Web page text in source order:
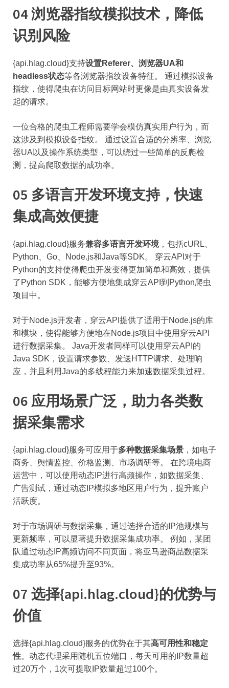
04 浏览器指纹模拟技术，降低
识别风险
{api.hlag.cloud}支持设置Referer、浏览器UA和
headless状态等各浏览器指纹设备特征。 通过模拟设备
指纹，使得爬虫在访问目标网站时更像是由真实设备发
起的请求。
一位合格的爬虫工程师需要学会模仿真实用户行为，而
这涉及到模拟设备指纹。 通过设置合适的分辨率、浏览
器UA以及操作系统类型，可以绕过一些简单的反爬检
测，提高爬取数据的成功率。
05 多语言开发环境支持，快速
集成高效便捷
{api.hlag.cloud}服务兼容多语言开发环境，包括cURL、
Python、Go、Node.js和Java等SDK。 穿云API对于
Python的支持使得爬虫开发变得更加简单和高效，提供
了Python SDK，能够方便地集成穿云API到Python爬虫
项目中。
对于Node.js开发者，穿云API提供了适用于Node.js的库
和模块，使得能够方便地在Node.js项目中使用穿云API
进行数据采集。 Java开发者同样可以使用穿云API的
Java SDK，设置请求参数、发送HTTP请求、处理响
应，并且利用Java的多线程能力来加速数据采集过程。
06 应用场景广泛，助力各类数
据采集需求
{api.hlag.cloud}服务可应用于多种数据采集场景 ，如电子
商务、舆情监控、价格监测、市场调研等。 在跨境电商
运营中，可以使用动态IP进行高频操作，如数据采集、
广告测试，通过动态IP模拟多地区用户行为，提升账户
活跃度。
对于市场调研与数据采集，通过选择合适的IP池规模与
更新频率，可以显著提升数据采集成功率。 例如，某团
队通过动态IP高频访问不同页面，将亚马逊商品数据采
集成功率从65%提升至93%。
07 选择{api.hlag.cloud}的优势与
价值
选择{api.hlag.cloud}服务的优势在于其高可用性和稳定
性。动态代理采用随机五位端口，每天可用的IP数量超
过20万个，1次可提取IP数量超过100个。